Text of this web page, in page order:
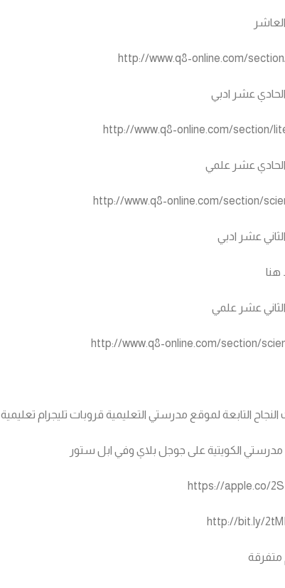
http://www.q8-online.com/
عشر ادبي
http://www.q8-online.com/section/
عشر علمي
http://www.q8-online.com/section/
عشر ادبي
عشر علمي
http://www.q8-online.com/section/
النجاح التابعة لموقع مدرستي التعليمية قروبات تليجرام تعليمية
الكويتية على جوجل بلاي وفي ابل ستور
https://apple.co/
http://bit.ly/